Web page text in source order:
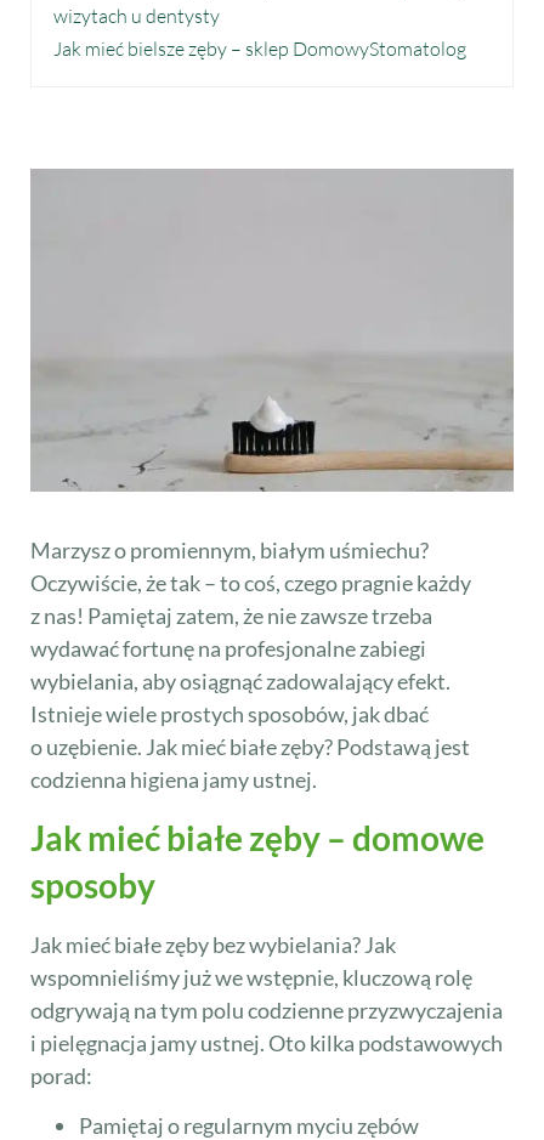
wizytach u dentysty
Jak mieć bielsze zęby – sklep DomowyStomatolog
Marzysz o promiennym, białym uśmiechu?
Oczywiście, że tak – to coś, czego pragnie każdy
z nas! Pamiętaj zatem, że nie zawsze trzeba
wydawać fortunę na profesjonalne zabiegi
wybielania, aby osiągnąć zadowalający efekt.
Istnieje wiele prostych sposobów, jak dbać
o uzębienie. Jak mieć białe zęby? Podstawą jest
codzienna higiena jamy ustnej.
Jak mieć białe zęby – domowe
sposoby
Jak mieć białe zęby bez wybielania? Jak
wspomnieliśmy już we wstępnie, kluczową rolę
odgrywają na tym polu codzienne przyzwyczajenia
i pielęgnacja jamy ustnej. Oto kilka podstawowych
porad:
Pamiętaj o regularnym myciu zębów